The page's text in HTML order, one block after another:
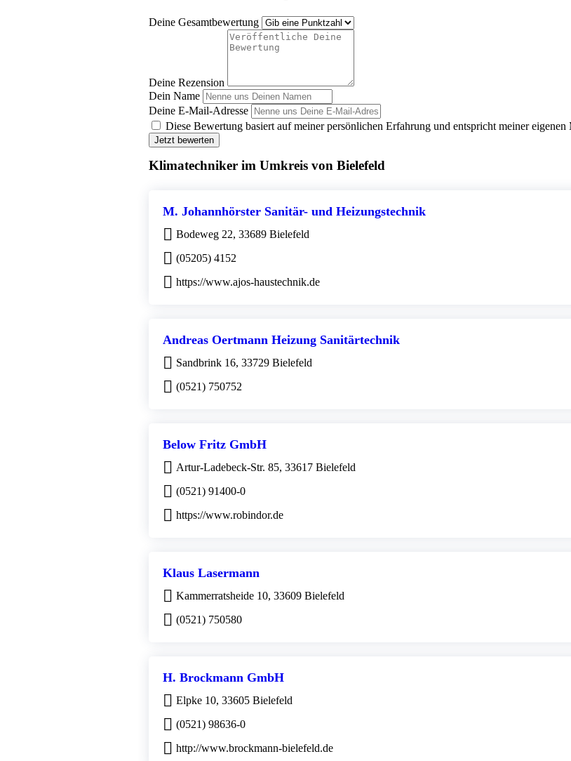
Deine Gesamtbewertung
Deine Rezension
Dein Name
Deine E-Mail-Adresse
Diese Bewertung basiert auf meiner persönlichen Erfahrung und entspricht meiner eigenen
Jetzt bewerten
Klimatechniker im Umkreis von Bielefeld
M. Johannhörster Sanitär- und Heizungstechnik
Bodeweg 22, 33689 Bielefeld
(05205) 4152
https://www.ajos-haustechnik.de
Andreas Oertmann Heizung Sanitärtechnik
Sandbrink 16, 33729 Bielefeld
(0521) 750752
Below Fritz GmbH
Artur-Ladebeck-Str. 85, 33617 Bielefeld
(0521) 91400-0
https://www.robindor.de
Klaus Lasermann
Kammerratsheide 10, 33609 Bielefeld
(0521) 750580
H. Brockmann GmbH
Elpke 10, 33605 Bielefeld
(0521) 98636-0
http://www.brockmann-bielefeld.de